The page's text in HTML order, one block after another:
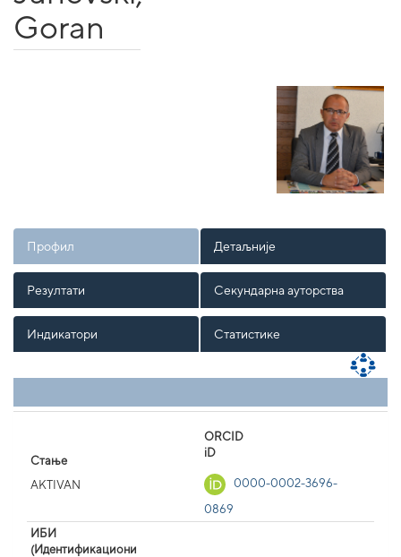
Goran
Профил Детаљније
Резултати Секундарна ауторства
Индикатори Статистике
Стање
AKTIVAN
ORCID
iD
0000-0002-3696-
0869
ИБИ
(Идентификациони